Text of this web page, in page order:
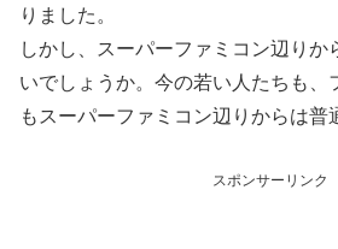
りました。
しかし、スーパーファミコン辺りか
いでしょうか。今の若い人たちも、
もスーパーファミコン辺りからは普
スポンサーリンク